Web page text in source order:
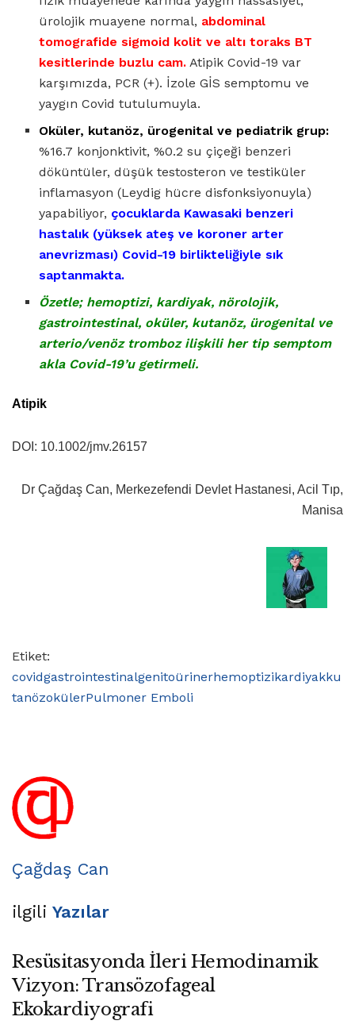
ürolojik muayene normal, abdominal
tomografide sigmoid kolit ve altı toraks BT
kesitlerinde buzlu cam. Atipik Covid-19 var
karşımızda, PCR (+). İzole GİS semptomu ve
yaygın Covid tutulumuyla.
Oküler, kutanöz, ürogenital ve pediatrik grup:
%16.7 konjonktivit, %0.2 su çiçeği benzeri
döküntüler, düşük testosteron ve testiküler
inflamasyon (Leydig hücre disfonksiyonuyla)
yapabiliyor, çocuklarda Kawasaki benzeri
hastalık (yüksek ateş ve koroner arter
anevrizması) Covid-19 birlikteliğiyle sık
saptanmakta.
Özetle; hemoptizi, kardiyak, nörolojik,
gastrointestinal, oküler, kutanöz, ürogenital ve
arterio/venöz tromboz ilişkili her tip semptom
akla Covid-19’u getirmeli.
Atipik
DOI: 10.1002/jmv.26157
Dr Çağdaş Can, Merkezefendi Devlet Hastanesi, Acil Tıp,
Manisa
Etiket:
covidgastrointestinalgenitoürinerhemoptizikardiyakku
tanözokülerPulmoner Emboli
Çağdaş Can
ilgili Yazılar
Resüsitasyonda İleri Hemodinamik
Vizyon: Transözofageal
Ekokardiyografi